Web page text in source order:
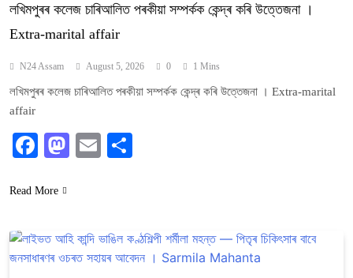
লখিমপুৰৰ কলেজ চাৰিআলিত পৰকীয়া সম্পৰ্কক কেন্দ্ৰ কৰি উত্তেজনা ।
Extra-marital affair
N24 Assam August 5, 2026 0 1 Mins
লখিমপুৰৰ কলেজ চাৰিআলিত পৰকীয়া সম্পৰ্কক কেন্দ্ৰ কৰি উত্তেজনা । Extra-marital
affair
Facebook
Mastodon
Email
Read More